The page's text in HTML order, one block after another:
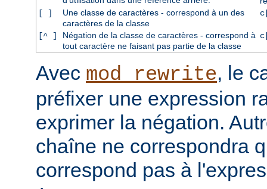
[ ]
Une classe de caractères - correspond à un des
caractères de la classe
[^ ]
Négation de la classe de caractères - correspond à
tout caractère ne faisant pas partie de la classe
Avec mod_rewrite, le
préfixer une expression
exprimer la négation.
chaîne ne correspondra
correspond pas à